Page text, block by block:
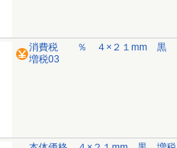
消費税 ％ ４×２１mm 黒
増税03